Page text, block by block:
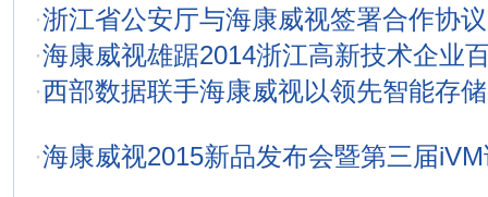
·浙江省公安厅与海康威视签署合作协议
·海康威视雄踞2014浙江高新技术企业
·西部数据联手海康威视以领先智能存
·海康威视2015新品发布会暨第三届